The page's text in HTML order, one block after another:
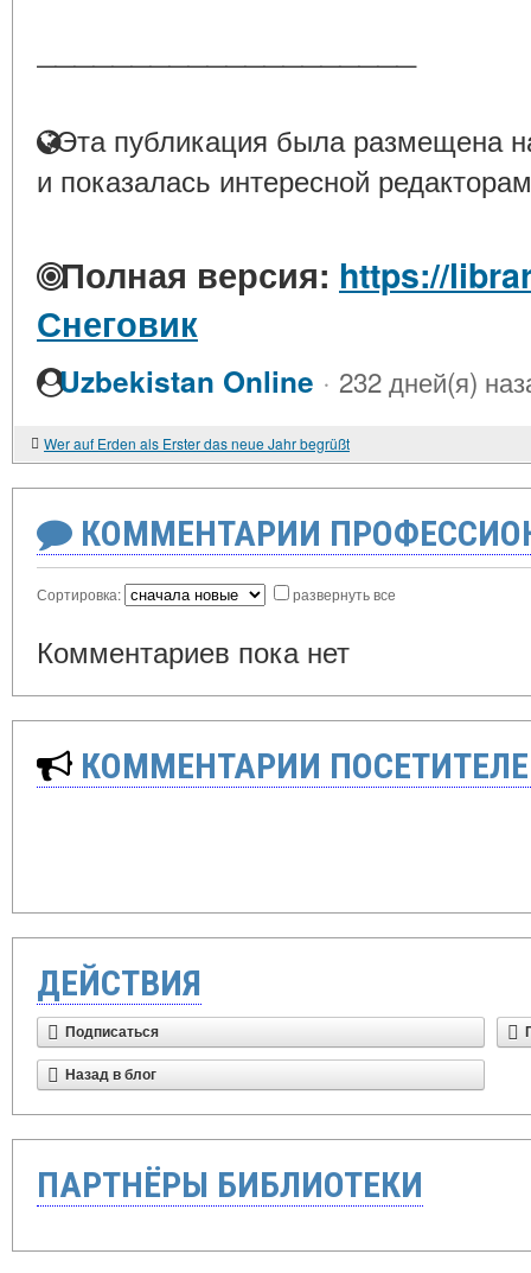
Эта публикация была размещена
и показалась интересной
Полная версия: https://
Снеговик
Uzbekistan Online · 232 дней(я)
Wer auf Erden als Erster das neue Jahr begrüßt
КОММЕНТАРИИ
Сортировка: развернуть все
Комментариев пока нет
КОММЕНТАРИИ
ДЕЙСТВИЯ
Подписаться
Назад в блог
ПАРТНЁРЫ БИБЛИОТЕКИ